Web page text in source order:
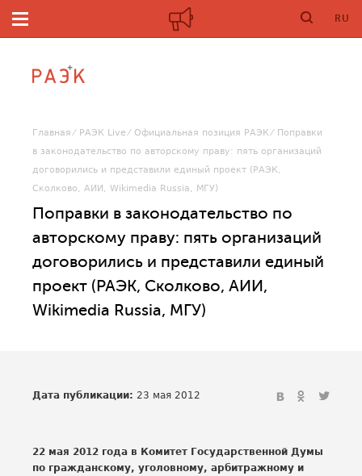
RU
Главная РАЭК Live Официальная позиция РАЭК
Поправки
в законодательство по авторскому праву: пять организаций
договорились и представили единый проект (РАЭК,
Сколково, АИИ, Wikimedia Russia, МГУ)
Поправки в законодательство по
авторскому праву: пять организаций
договорились и представили единый
проект (РАЭК, Сколково, АИИ,
Wikimedia Russia, МГУ)
Дата публикации: 23 мая 2012
22 мая 2012 года в Комитет Государственной Думы
по гражданскому, уголовному, арбитражному и